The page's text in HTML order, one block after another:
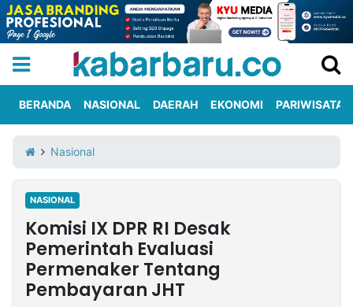
Iklan
Berita
Kami
Nasional
International
Olahraga
Entertainment
Daerah
Pariwisata
Kuliner
Kolom
Network
BERANDA NASIONAL DAERAH EKONOMI PARIWISATA
Nasional
NASIONAL
Komisi IX DPR RI Desak
Pemerintah Evaluasi
Permenaker Tentang
Pembayaran JHT